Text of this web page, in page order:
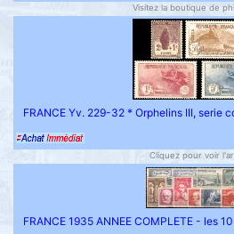
Visitez la boutique de
FRANCE Yv. 229-32 * Orphelins III, serie
Cliquez pour voir
FRANCE 1935 ANNEE COMPLETE - les